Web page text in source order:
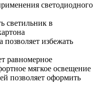
светодиодного
светильник в
избежать
равномерное
мягкое освещение
позволяет оформить